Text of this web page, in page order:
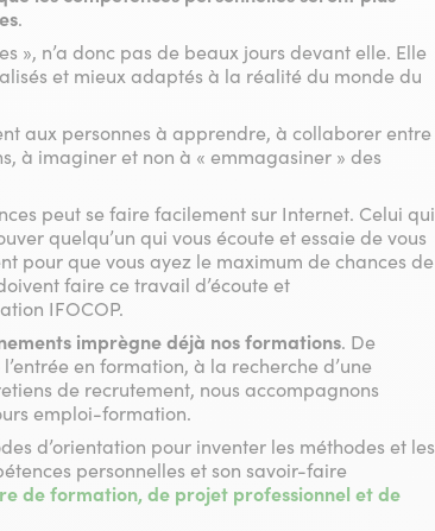
.
», n’a donc pas de beaux jours devant elle. Elle
et mieux adaptés à la réalité du monde du
aux personnes à apprendre, à collaborer entre
à imaginer et non à « emmagasiner » des
peut se faire facilement sur Internet. Celui qui
quelqu’un qui vous écoute et essaie de vous
pour que vous ayez le maximum de chances de
faire ce travail d’écoute et
IFOCOP.
imprègne déjà nos formations. De
en formation, à la recherche d’une
de recrutement, nous accompagnons
emploi-formation.
d’orientation pour inventer les méthodes et les
personnelles et son savoir-faire
de formation, de projet professionnel et de